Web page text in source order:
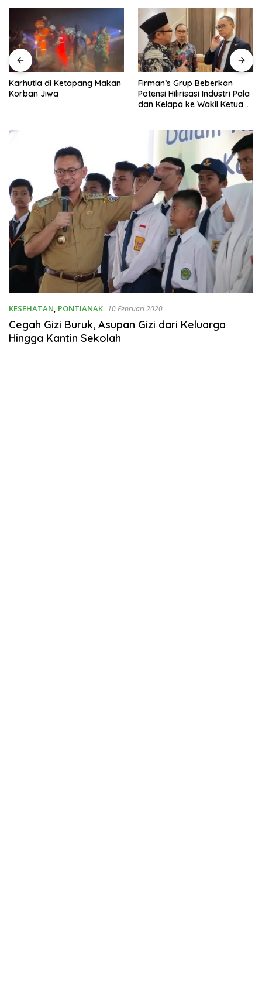
Karhutla di Ketapang Makan
Korban Jiwa
Firman’s Grup Beberkan
Potensi Hilirisasi Industri Pala
dan Kelapa ke Wakil Ketua
KESEHATAN, PONTIANAK 10 Februari 2020
Cegah Gizi Buruk, Asupan Gizi dari Keluarga
Hingga Kantin Sekolah